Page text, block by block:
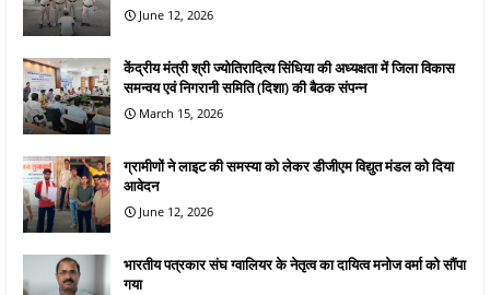
June 12, 2026
केंद्रीय मंत्री श्री ज्योतिरादित्य सिंधिया की अध्यक्षता में जिला विकास
समन्वय एवं निगरानी समिति (दिशा) की बैठक संपन्न
March 15, 2026
ग्रामीणों ने लाइट की समस्या को लेकर डीजीएम विद्युत मंडल को दिया
आवेदन
June 12, 2026
भारतीय पत्रकार संघ ग्वालियर के नेतृत्व का दायित्व मनोज वर्मा को सौंपा
गया